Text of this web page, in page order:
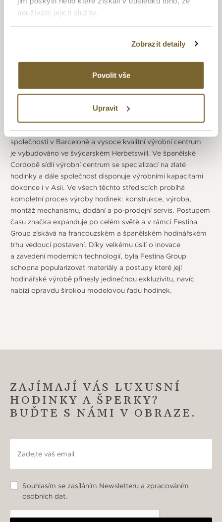
používáte jejich služby.
Zobrazit detaily
Povolit vše
Upravit
FESTINA
Firma Festina byla založena ve Švýcarském La Chaux-de-
Fonds v roce 1902. V roce 1984 převzal značku Miguel
Rodriguez a došlo k jejímu začlenění do skupiny Festina-
strojků se právě v této době začala psát nová epocha této
značky, roku 1992 se dokonce stává oficiálním partnerem
pro měření času na závodech Tour de France a toto
partnerství vydrželo až do roku 2016. Dnes je sídlo
společnosti v Barceloně a vysoce kvalitní výrobní centrum
je vybudováno ve švýcarském Herbetswill. Ve španělské
Cordobě sídlí výrobní centrum se specializací na zlaté
hodinky a dále společnost disponuje výrobními kapacitami
dokonce i v Asii. Ve všech těchto střediscích probíhá
kompletní proces výroby hodinek: konstrukce, výroba,
montáž mechanismu, dodání a po-prodejní servis. Postupem
času značka expanduje po celém světě a v rámci Festina
Group získává na francouzském a španělském hodinářském
trhu vedoucí postavení. Díky velkému úsilí o inovace
a zavedení moderních technologií, byla Festina Group
schopna popularizovat materiály a postupy které její
hodinářské výrobě přinesly jedinečnou exkluzivitu, navíc
nabízí opravdu širokou modelovou řadu hodinek.
ZAJÍMAJÍ VÁS LUXUSNÍ
HODINKY A ŠPERKY?
BUĎTE S NÁMI V OBRAZE.
Souhlasím se zasíláním Newsletteru a zpracováním
osobních dat.